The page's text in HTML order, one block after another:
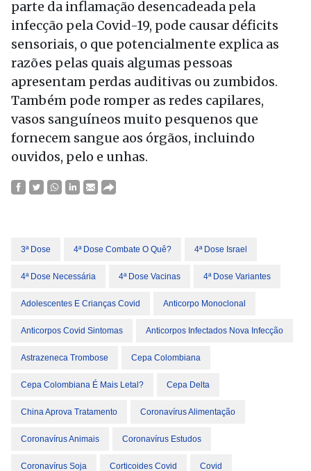
parte da inflamação desencadeada pela
infecção pela Covid-19, pode causar déficits
sensoriais, o que potencialmente explica as
razões pelas quais algumas pessoas
apresentam perdas auditivas ou zumbidos.
Também pode romper as redes capilares,
vasos sanguíneos muito pesquenos que
fornecem sangue aos órgãos, incluindo
ouvidos, pelo e unhas.
3ª Dose 4ª Dose Combate O Quê? 4ª Dose Israel
4ª Dose Necessária 4ª Dose Vacinas 4ª Dose Variantes
Adolescentes E Crianças Covid Anticorpo Monoclonal
Anticorpos Covid Sintomas Anticorpos Infectados Nova Infecção
Astrazeneca Trombose Cepa Colombiana
Cepa Colombiana É Mais Letal? Cepa Delta
China Aprova Tratamento Coronavírus Alimentação
Coronavírus Animais Coronavírus Estudos
Coronavírus Soja Corticoides Covid Covid